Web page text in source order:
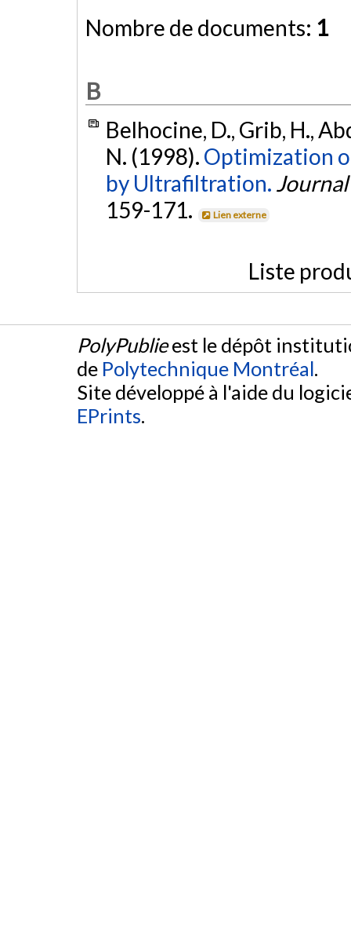
Nombre de documents: 1
B
Belhocine, D., Grib, H.,
N. (1998). Optimization
by Ultrafiltration.
159-171.
Lien externe
Liste
PolyPublieest le dépôt
de Polytechnique Montréal.
Site développé à l'aide du
EPrints.